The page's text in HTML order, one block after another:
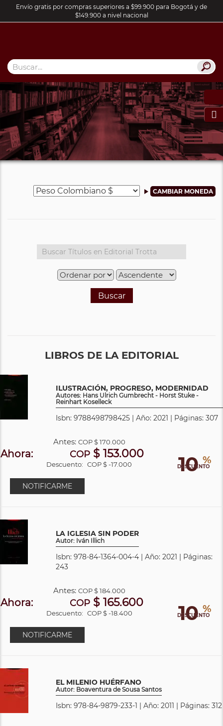
Envío gratis por compras superiores a $99.900 para Bogotá y de
$149.900 a nivel nacional

Buscar
LIBROS DE LA EDITORIAL
ILUSTRACIÓN, PROGRESO, MODERNIDAD
Autores: Hans Ulrich Gumbrecht - Horst Stuke -
Reinhart Koselleck
Isbn: 9788498798425 | Año: 2021 | Páginas: 307
10 %
DESCUENTO
Antes: COP$ 170.000
Ahora: COP$ 153.000
Descuento: COP $ -17.000
NOTIFICARME
LA IGLESIA SIN PODER
Autor: Iván Illich
Isbn: 978-84-1364-004-4 | Año: 2021 | Páginas:
243
10 %
DESCUENTO
Antes: COP$ 184.000
Ahora: COP $ 165.600
Descuento: COP $ -18.400
NOTIFICARME
EL MILENIO HUÉRFANO
Autor: Boaventura de Sousa Santos
Isbn: 978-84-9879-233-1 | Año: 2011 | Páginas: 312